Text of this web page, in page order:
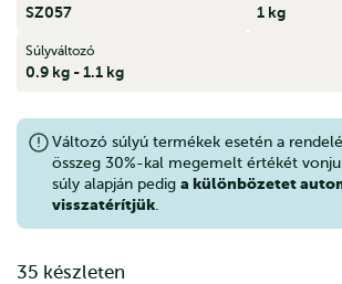
SZ057 1 kg
Súlyváltozó
0.9 kg - 1.1 kg
Változó súlyú termékek esetén a
összeg 30%-kal megemelt értékét
súly alapján pedig a különbözetet
visszatérítjük
35 készleten